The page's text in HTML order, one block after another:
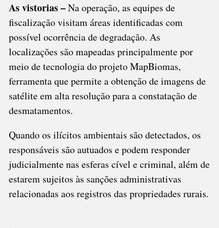
As vistorias –Na operação, as equipes de
fiscalização visitam áreas identificadas com
possível ocorrência de degradação. As
localizações são mapeadas principalmente por
meio de tecnologia do projeto MapBiomas,
ferramenta que permite a obtenção de imagens de
satélite em alta resolução para a constatação de
desmatamentos.
Quando os ilícitos ambientais são detectados, os
responsáveis são autuados e podem responder
judicialmente nas esferas cível e criminal, além de
estarem sujeitos às sanções administrativas
relacionadas aos registros das propriedades rurais.